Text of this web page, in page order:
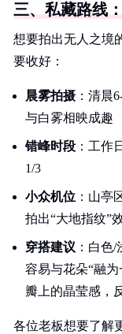
三、私藏路线
想要拍出无人之境
要收好：
晨雾拍摄 ：清晨
与白雾相映成趣
错峰时段 ：工作
1/3
小众机位 ：山亭
拍出“大地指纹”
穿搭建议 ：白色
容易与花朵“融
瓣上的晶莹感，
各位老板想要了解